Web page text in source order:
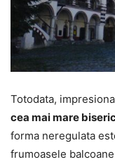
Totodata,
cea mai mare
forma neregulata
frumoasele